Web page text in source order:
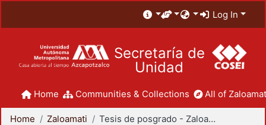
Log In
Secretaría de
Unidad
Home Communities & Collections All of
Home Zaloamati Tesis de posgrado - Zaloamati